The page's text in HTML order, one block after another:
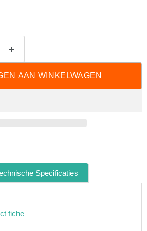
AAN WINKELWAGEN
Specificaties
fiche